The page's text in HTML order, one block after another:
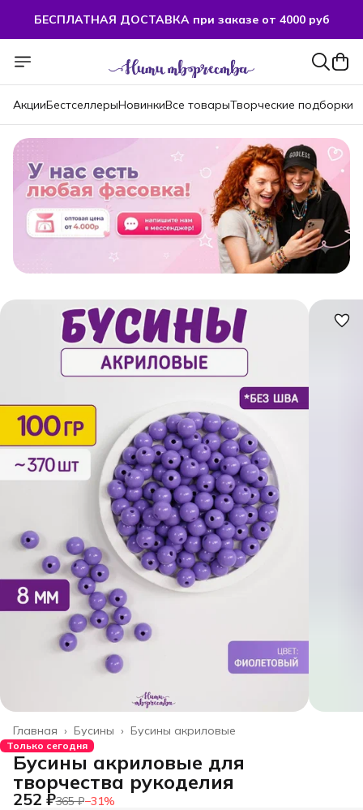
БЕСПЛАТНАЯ ДОСТАВКА при заказе от 4000 руб
АкцииБестселлерыНовинкиВсе товарыТворческие подборки
Бусины акриловые
Бусины ›
Главная ›
Только сегодня
Бусины акриловые для
творчества рукоделия
252 ₽365 ₽−31%